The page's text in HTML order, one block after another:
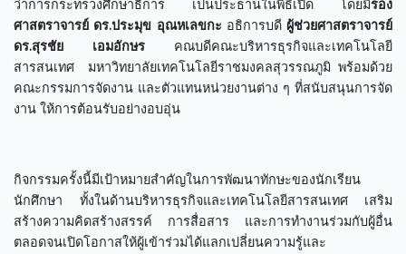
ว่าการกระทรวงศึกษาธิการ เป็นประธานในพิธีเปิด โดยมีรอง
ศาสตราจารย์ ดร.ประมุข อุณหเลขกะ อธิการบดี ผู้ช่วยศาสตราจารย์
ดร.สุรชัย เอมอักษร คณบดีคณะบริหารธุรกิจและเทคโนโลยี
สารสนเทศ มหาวิทยาลัยเทคโนโลยีราชมงคลสุวรรณภูมิ พร้อมด้วย
คณะกรรมการจัดงาน และตัวแทนหน่วยงานต่าง ๆ ที่สนับสนุนการจัด
งาน ให้การต้อนรับอย่างอบอุ่น
กิจกรรมครั้งนี้มีเป้าหมายสำคัญในการพัฒนาทักษะของนักเรียน
นักศึกษา ทั้งในด้านบริหารธุรกิจและเทคโนโลยีสารสนเทศ เสริม
สร้างความคิดสร้างสรรค์ การสื่อสาร และการทำงานร่วมกับผู้อื่น
ตลอดจนเปิดโอกาสให้ผู้เข้าร่วมได้แลกเปลี่ยนความรู้และ